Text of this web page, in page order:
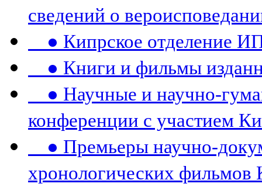
сведений о
● Кипрское отделение
● Книги и фильмы
● Научные и научно-
конференции c участием
● Премьеры научно-
хронологических